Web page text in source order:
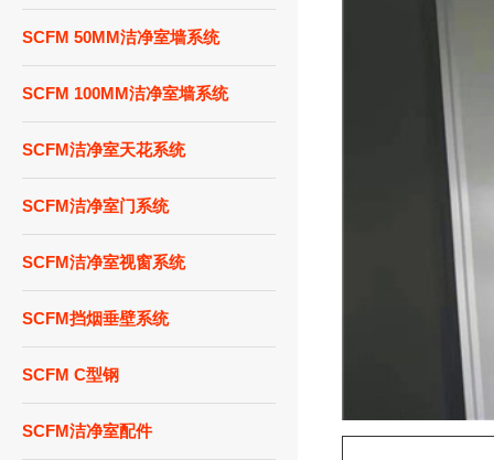
SCFM 50MM洁净室墙系统
SCFM 100MM洁净室墙系统
SCFM洁净室天花系统
SCFM洁净室门系统
SCFM洁净室视窗系统
SCFM挡烟垂壁系统
SCFM C型钢
SCFM洁净室配件